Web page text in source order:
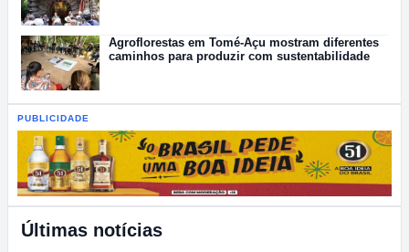
Agroflorestas em Tomé-Açu mostram diferentes
caminhos para produzir com sustentabilidade
PUBLICIDADE
Últimas notícias